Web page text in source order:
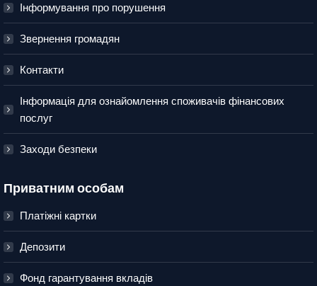
Інформування про порушення
Звернення громадян
Контакти
Інформація для ознайомлення споживачів фінансових
послуг
Заходи безпеки
Приватним особам
Платіжні картки
Депозити
Фонд гарантування вкладів